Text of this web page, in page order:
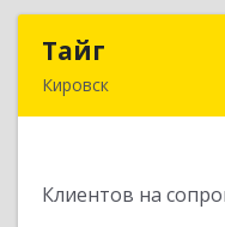
Тайг
Кировск
Клиентов на